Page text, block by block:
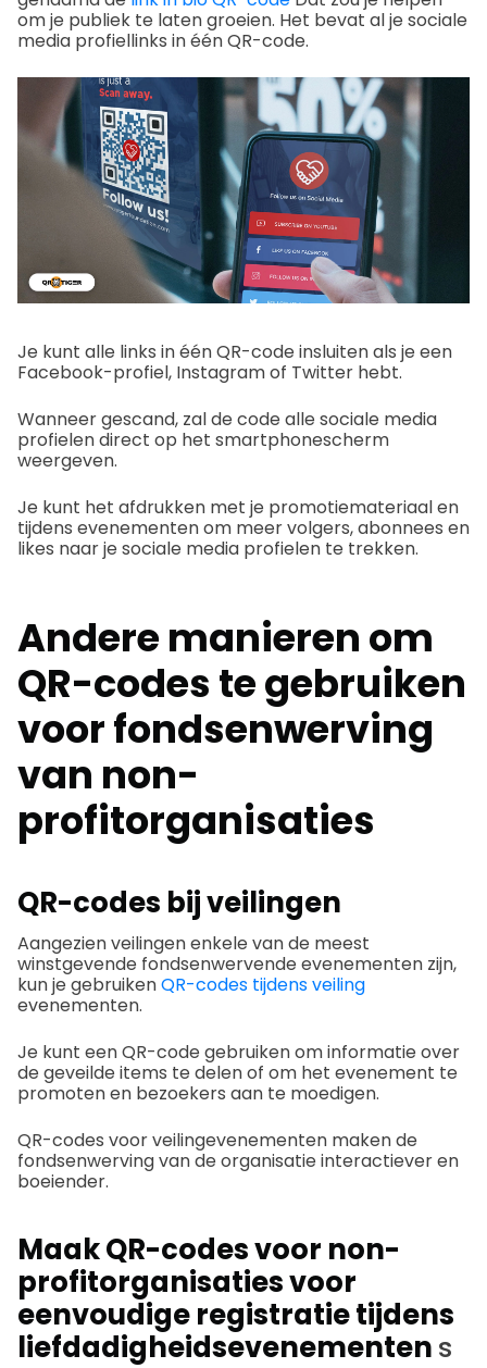
om je publiek te laten groeien. Het bevat al je sociale
media profiellinks in één QR-code.
Je kunt alle links in één QR-code insluiten als je een
Facebook-profiel, Instagram of Twitter hebt.
Wanneer gescand, zal de code alle sociale media
profielen direct op het smartphonescherm
weergeven.
Je kunt het afdrukken met je promotiemateriaal en
tijdens evenementen om meer volgers, abonnees en
likes naar je sociale media profielen te trekken.
Andere manieren om
QR-codes te gebruiken
voor fondsenwerving
van non-
profitorganisaties
QR-codes bij veilingen
Aangezien veilingen enkele van de meest
winstgevende fondsenwervende evenementen zijn,
kun je gebruikenQR-codes tijdens veiling
evenementen.
Je kunt een QR-code gebruiken om informatie over
de geveilde items te delen of om het evenement te
promoten en bezoekers aan te moedigen.
QR-codes voor veilingevenementen maken de
fondsenwerving van de organisatie interactiever en
boeiender.
Maak QR-codes voor non-
profitorganisaties voor
eenvoudige registratie tijdens
liefdadigheidsevenementens